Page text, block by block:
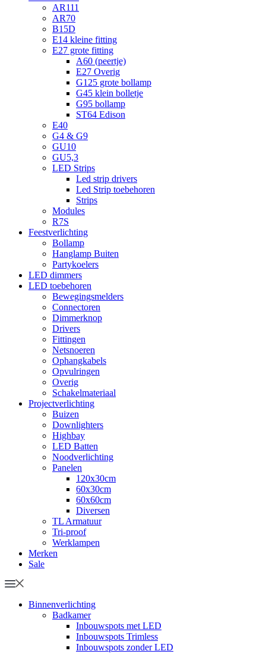
AR111
AR70
B15D
E14 kleine fitting
E27 grote fitting
A60 (peertje)
E27 Overig
G125 grote bollamp
G45 klein bolletje
G95 bollamp
ST64 Edison
E40
G4 & G9
GU10
GU5,3
LED Strips
Led strip drivers
Led Strip toebehoren
Strips
Modules
R7S
Feestverlichting
Bollamp
Hanglamp Buiten
Partykoelers
LED dimmers
LED toebehoren
Bewegingsmelders
Connectoren
Dimmerknop
Drivers
Fittingen
Netsnoeren
Ophangkabels
Opvulringen
Overig
Schakelmateriaal
Projectverlichting
Buizen
Downlighters
Highbay
LED Batten
Noodverlichting
Panelen
120x30cm
60x30cm
60x60cm
Diversen
TL Armatuur
Tri-proof
Werklampen
Merken
Sale
Binnenverlichting
Badkamer
Inbouwspots met LED
Inbouwspots Trimless
Inbouwspots zonder LED